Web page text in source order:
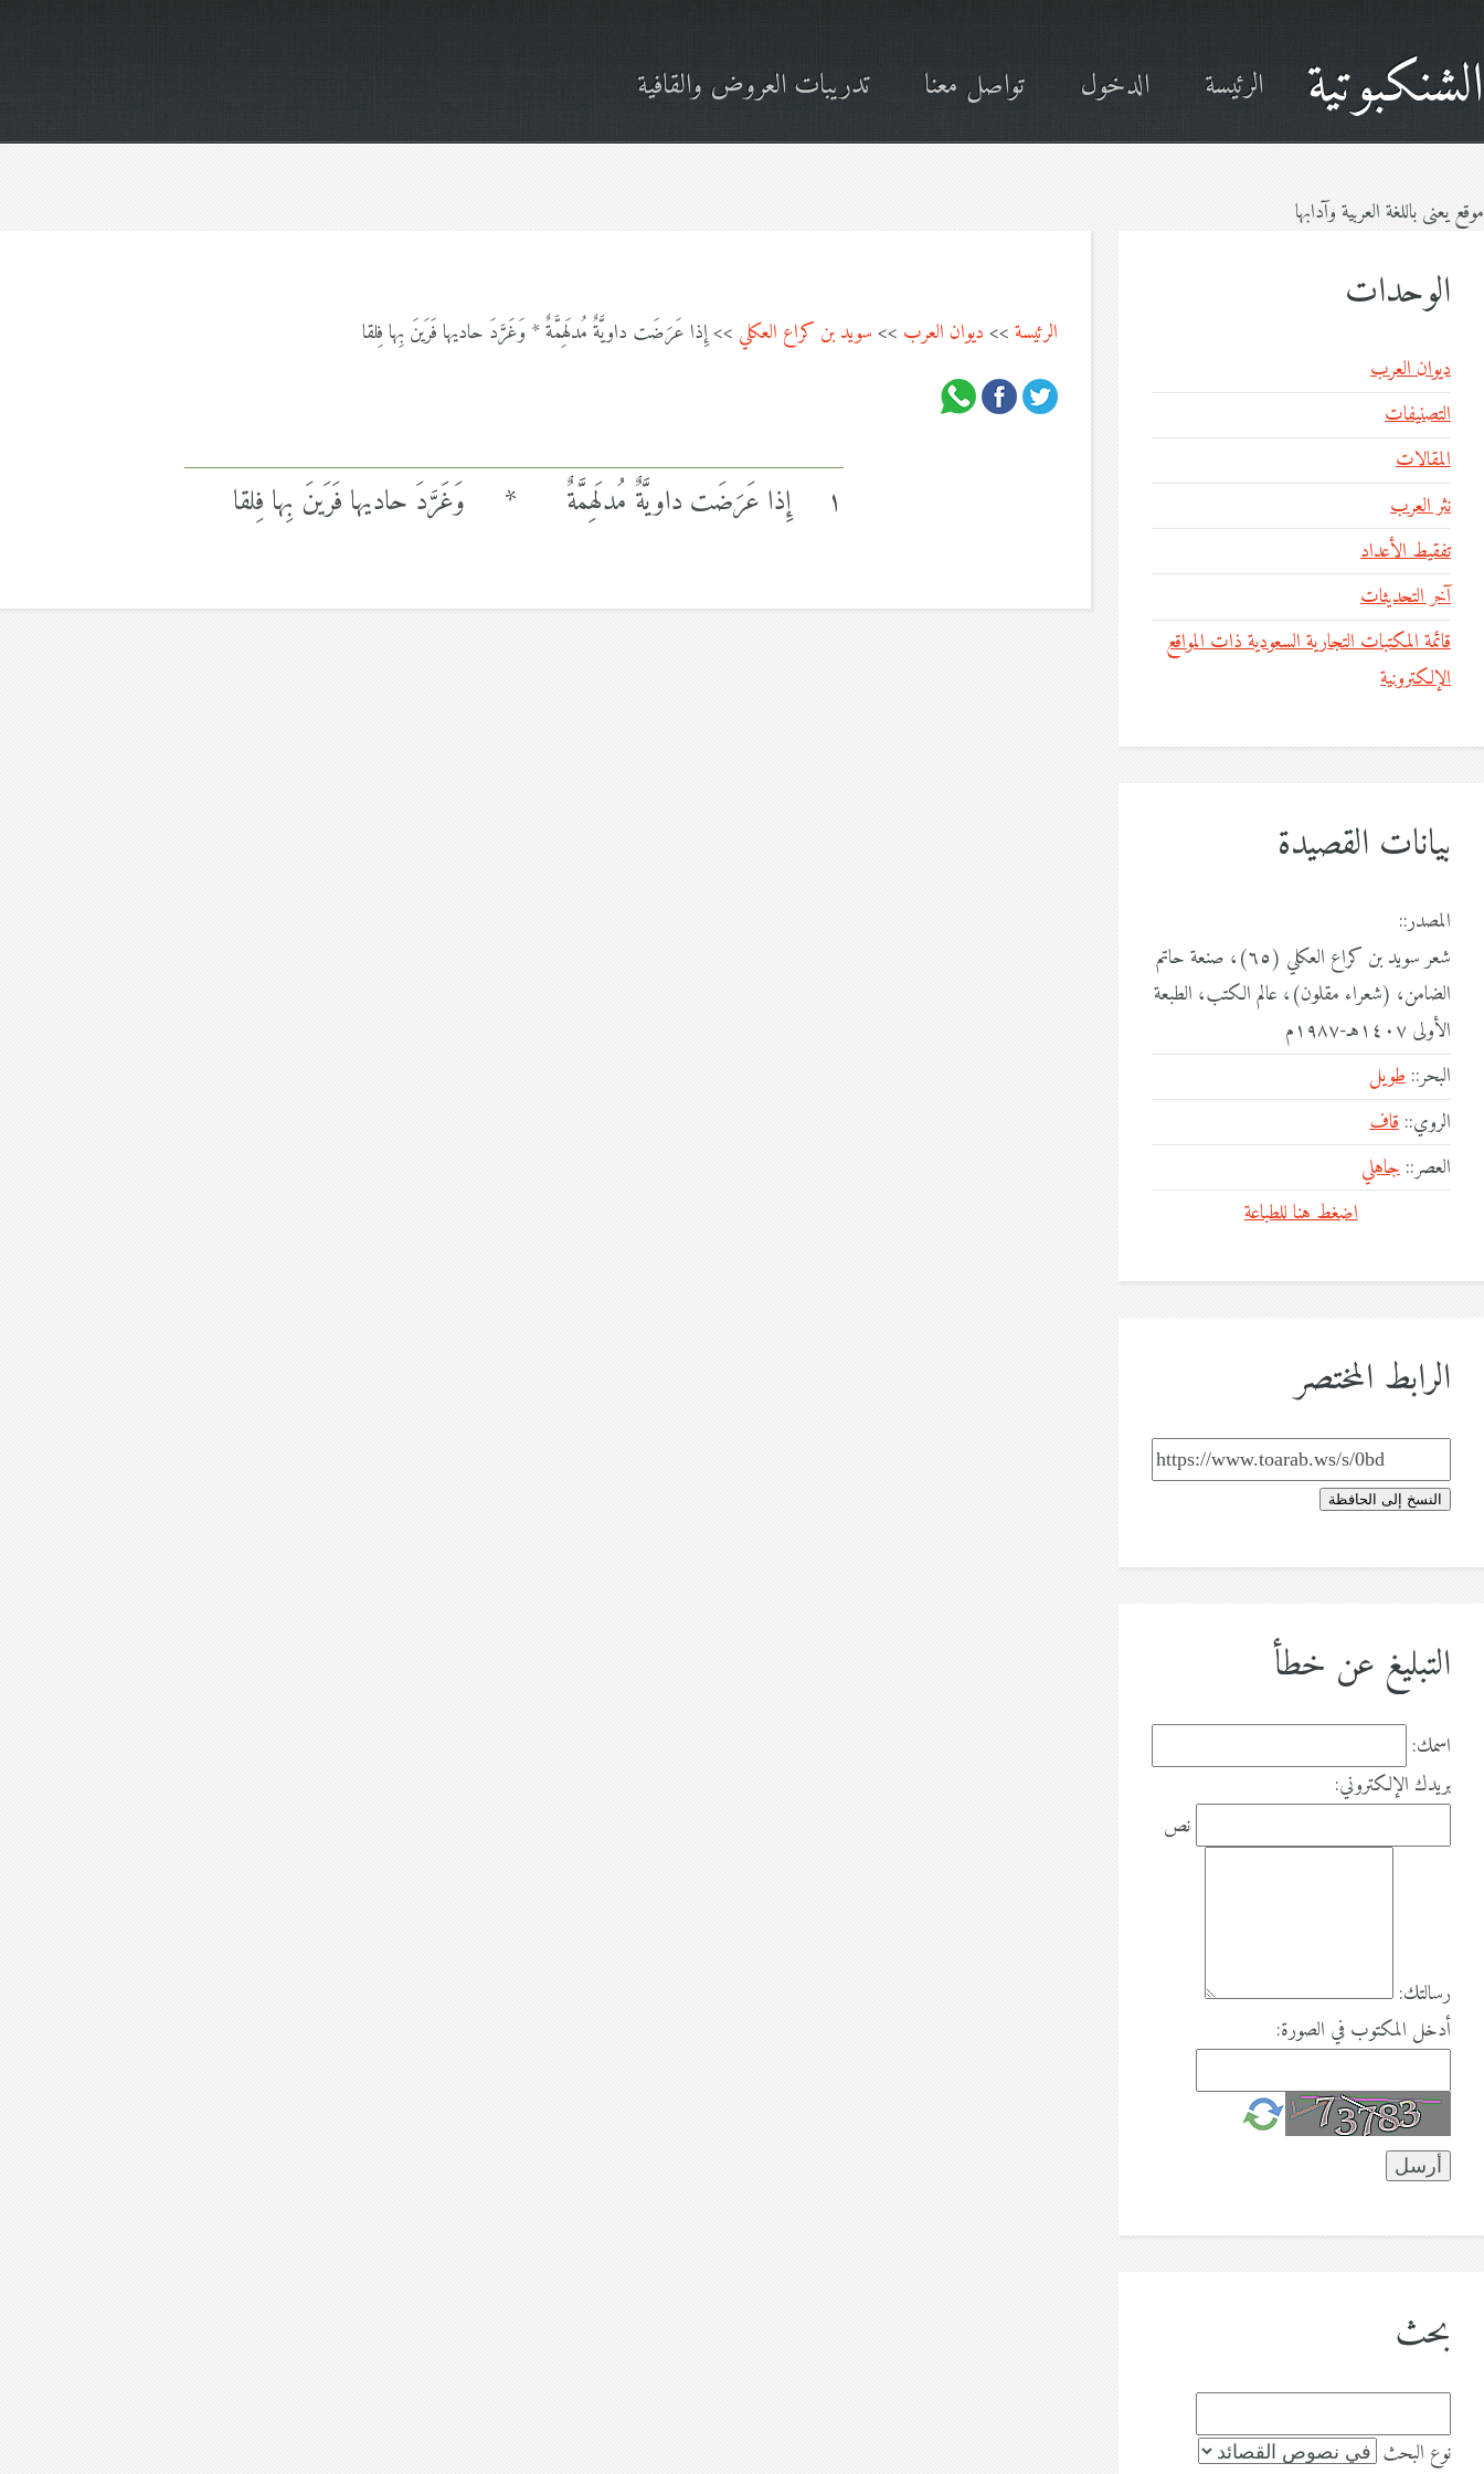
الشنكبوتية الرئيسة الدخول تواصل معنا تدريبات العروض والقافية
موقع يعنى باللغة العربية وآدابها
الرئيسة>>ديوان العرب >>سويد بن كراع العكلي >> إِذا عَرَضَت داويَّةٌ مُدلَهِمَّةٌ * وَغَرَّدَ حاديها فَرَينَ بِها فِلقا
١ إِذا عَرَضَت داويَّةٌ مُدلَهِمَّةٌ * وَغَرَّدَ حاديها فَرَينَ بِها فِلقا
الوحدات
ديوان العرب
التصنيفات
المقالات
نثر العرب
تفقيط الأعداد
آخر التحديثات
قائمة المكتبات التجارية السعودية ذات المواقع
الإلكترونية
بيانات القصيدة
المصدر::
شعر سويد بن كراع العكلي (٦٥)، صنعة حاتم
الضامن، (شعراء مقلون)، عالم الكتب، الطبعة
الأولى ١٤٠٧هـ-١٩٨٧م
البحر::طويل
الروي::قاف
العصر::جاهلي
اضغط هنا للطباعة
الرابط المختصر
النسخ إلى الحافظة
التبليغ عن خطأ
اسمك:
بريدك الإلكتروني:
نص
رسالتك:
أدخل المكتوب في الصورة:
بحث
نوع البحث